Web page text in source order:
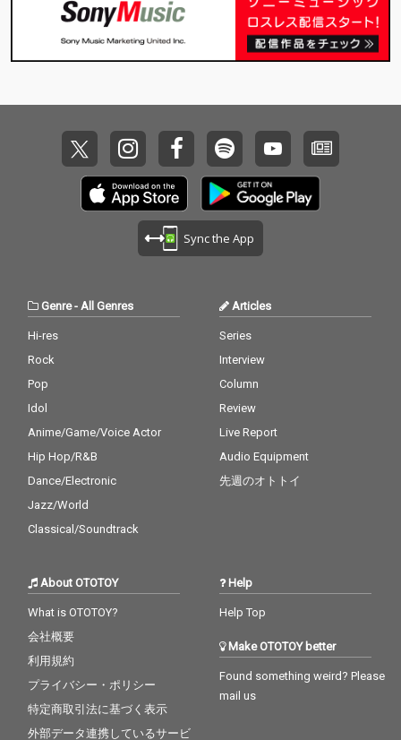
Sync the App
Genre- All Genres
Hi-res
Rock
Pop
Idol
Anime/Game/Voice Actor
Hip Hop/R&B
Dance/Electronic
Jazz/World
Classical/Soundtrack
Articles
Series
Interview
Column
Review
Live Report
Audio Equipment
先週のオトトイ
About OTOTOY
What is OTOTOY?
会社概要
利用規約
プライバシー・ポリシー
特定商取引法に基づく表示
外部データ連携しているサービ
Help
Help Top
Make OTOTOY better
Found something weird? Please
mail us